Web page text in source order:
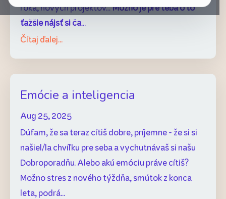
roka, nových projektov…Možno je pre teba o to
ťažšie nájsť si ča...
Čítaj ďalej...
Emócie a inteligencia
Aug 25, 2025
Dúfam, že sa teraz cítiš dobre, príjemne - že si si
našiel/la chvíľku pre seba a vychutnávaš si našu
Dobroporadňu. Alebo akú emóciu práve cítiš?
Možno stres z nového týždňa, smútok z konca
leta, podrá...